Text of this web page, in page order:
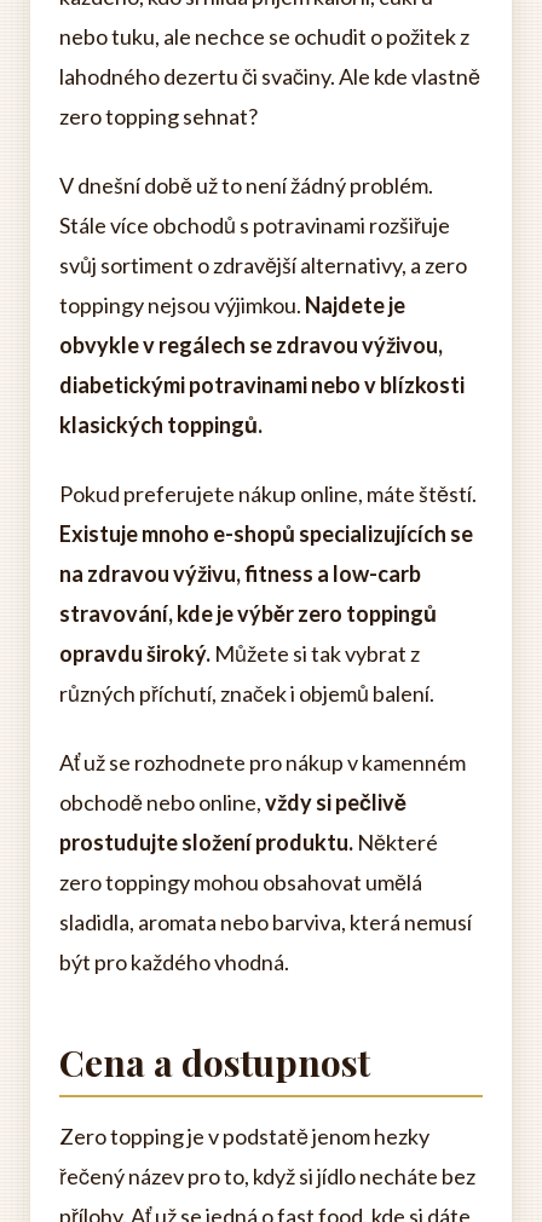
nebo tuku, ale nechce se ochudit o požitek z
lahodného dezertu či svačiny. Ale kde vlastně
zero topping sehnat?
V dnešní době už to není žádný problém.
Stále více obchodů s potravinami rozšiřuje
svůj sortiment o zdravější alternativy, a zero
toppingy nejsou výjimkou. Najdete je
obvykle v regálech se zdravou výživou,
diabetickými potravinami nebo v blízkosti
klasických toppingů.
Pokud preferujete nákup online, máte štěstí.
Existuje mnoho e-shopů specializujících se
na zdravou výživu, fitness a low-carb
stravování, kde je výběr zero toppingů
opravdu široký. Můžete si tak vybrat z
různých příchutí, značek i objemů balení.
Ať už se rozhodnete pro nákup v kamenném
obchodě nebo online,vždy si pečlivě
prostudujte složení produktu. Některé
zero toppingy mohou obsahovat umělá
sladidla, aromata nebo barviva, která nemusí
být pro každého vhodná.
Cena a dostupnost
Zero topping je v podstatě jenom hezky
řečený název pro to, když si jídlo necháte bez
přílohy. Ať už se jedná o fast food, kde si dáte